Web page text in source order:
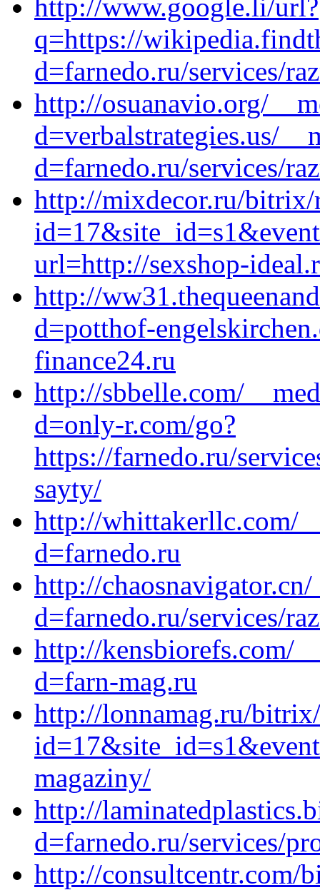
http://www.google.li/url?
q=https://
d=farnedo.ru/services/
http://osuanavio.org/
d=verbalstrategies.us/
d=farnedo.ru/services/
http://mixdecor.ru/bitrix/
url=http://sexshop-
http://
d=potthof-
finance24.ru
http://sbbelle.com/
d=only-r.com/go?
https://farnedo.ru/
sayty/
http://whittakerllc.com/
d=farnedo.ru
http://
d=farnedo.ru/services/
http://kensbiorefs.com/
d=farn-mag.ru
http://lonnamag.ru/
magaziny/
http://
d=farnedo.ru/services/
http://consultcentr.com/